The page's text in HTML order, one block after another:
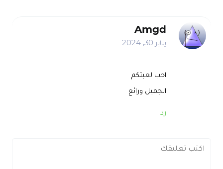
Amgd
يناير 30, 2024
احب لعبتكم
الجميل ورائع
رد